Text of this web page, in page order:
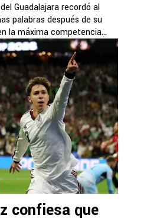
Guadalajara recordó al
palabras después de su
la máxima competencia...
confiesa que